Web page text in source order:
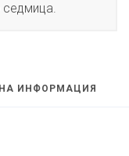
ИНФОРМАЦИЯ